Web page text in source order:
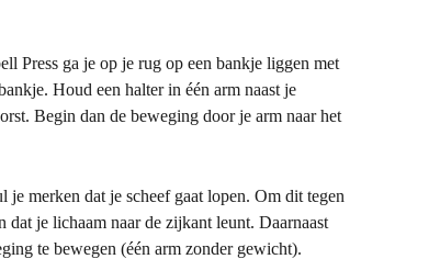
Press ga je op je rug op een bankje liggen met
Houd een halter in één arm naast je
Begin dan de beweging door je arm naar het
merken dat je scheef gaat lopen. Om dit tegen
je lichaam naar de zijkant leunt. Daarnaast
te bewegen (één arm zonder gewicht).